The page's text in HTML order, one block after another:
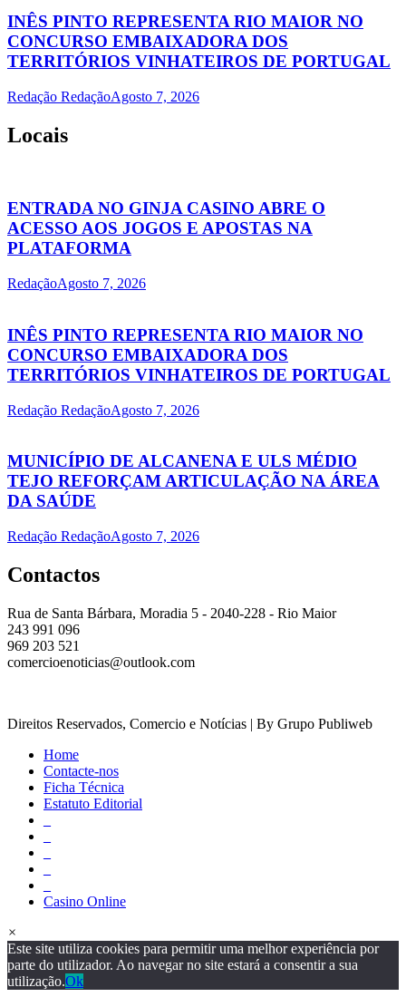
INÊS PINTO REPRESENTA RIO MAIOR NO
CONCURSO EMBAIXADORA DOS
TERRITÓRIOS VINHATEIROS DE PORTUGAL
Redação RedaçãoAgosto 7, 2026
Locais
ENTRADA NO GINJA CASINO ABRE O
ACESSO AOS JOGOS E APOSTAS NA
PLATAFORMA
RedaçãoAgosto 7, 2026
INÊS PINTO REPRESENTA RIO MAIOR NO
CONCURSO EMBAIXADORA DOS
TERRITÓRIOS VINHATEIROS DE PORTUGAL
Redação RedaçãoAgosto 7, 2026
MUNICÍPIO DE ALCANENA E ULS MÉDIO
TEJO REFORÇAM ARTICULAÇÃO NA ÁREA
DA SAÚDE
Redação RedaçãoAgosto 7, 2026
Contactos
Rua de Santa Bárbara, Moradia 5 - 2040-228 - Rio Maior
243 991 096
969 203 521
comercioenoticias@outlook.com
Direitos Reservados, Comercio e Notícias | By Grupo Publiweb
Home
Contacte-nos
Ficha Técnica
Estatuto Editorial
Casino Online
×
Este site utiliza cookies para permitir uma melhor experiência por
parte do utilizador. Ao navegar no site estará a consentir a sua
utilização.Ok